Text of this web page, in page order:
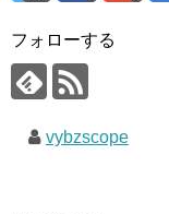
フォローする
vybzscope